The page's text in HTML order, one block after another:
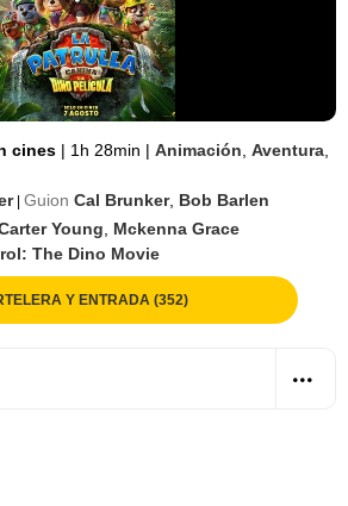
cines | 1h 28min | Animación Aventura
Guion Cal Brunker, Bob Barlen
Young
Mckenna Grace
The Dino Movie
Y ENTRADA (352)